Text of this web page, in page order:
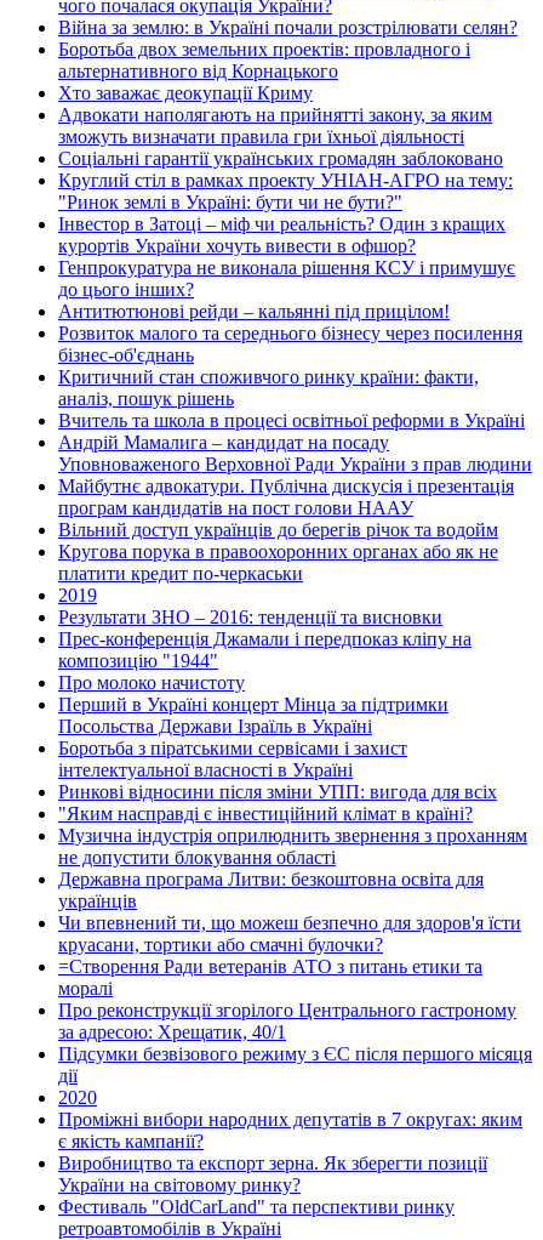
чого почалася окупація України?
Війна за землю: в Україні почали розстрілювати селян?
Боротьба двох земельних проектів: провладного і
альтернативного від Корнацького
Хто заважає деокупації Криму
Адвокати наполягають на прийнятті закону, за яким
зможуть визначати правила гри їхньої діяльності
Соціальні гарантії українських громадян заблоковано
Круглий стіл в рамках проекту УНІАН-АГРО на тему:
"Ринок землі в Україні: бути чи не бути?"
Інвестор в Затоці – міф чи реальність? Один з кращих
курортів України хочуть вивести в офшор?
Генпрокуратура не виконала рішення КСУ і примушує
до цього інших?
Антитютюнові рейди – кальянні під прицілом!
Розвиток малого та середнього бізнесу через посилення
бізнес-об'єднань
Критичний стан споживчого ринку країни: факти,
аналіз, пошук рішень
Вчитель та школа в процесі освітньої реформи в Україні
Андрій Мамалига – кандидат на посаду
Уповноваженого Верховної Ради України з прав людини
Майбутнє адвокатури. Публічна дискусія і презентація
програм кандидатів на пост голови НААУ
Вільний доступ українців до берегів річок та водойм
Кругова порука в правоохоронних органах або як не
платити кредит по-черкаськи
2019
Результати ЗНО – 2016: тенденції та висновки
Прес-конференція Джамали і передпоказ кліпу на
композицію "1944"
Про молоко начистоту
Перший в Україні концерт Мінца за підтримки
Посольства Держави Ізраїль в Україні
Боротьба з піратськими сервісами і захист
інтелектуальної власності в Україні
Ринкові відносини після зміни УПП: вигода для всіх
"Яким насправді є інвестиційний клімат в країні?
Музична індустрія оприлюднить звернення з проханням
не допустити блокування області
Державна програма Литви: безкоштовна освіта для
українців
Чи впевнений ти, що можеш безпечно для здоров'я їсти
круасани, тортики або смачні булочки?
=Створення Ради ветеранів АТО з питань етики та
моралі
Про реконструкції згорілого Центрального гастроному
за адресою: Хрещатик, 40/1
Підсумки безвізового режиму з ЄС після першого місяця
дії
2020
Проміжні вибори народних депутатів в 7 округах: яким
є якість кампанії?
Виробництво та експорт зерна. Як зберегти позиції
України на світовому ринку?
Фестиваль "OldCarLand" та перспективи ринку
ретроавтомобілів в Україні